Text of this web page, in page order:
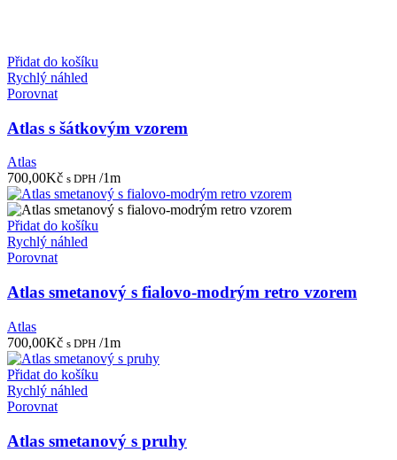
Přidat do košíku
Rychlý náhled
Porovnat
Atlas s šátkovým vzorem
Atlas
700,00Kč s DPH /1m
Přidat do košíku
Rychlý náhled
Porovnat
Atlas smetanový s fialovo-modrým retro vzorem
Atlas
700,00Kč s DPH /1m
Přidat do košíku
Rychlý náhled
Porovnat
Atlas smetanový s pruhy